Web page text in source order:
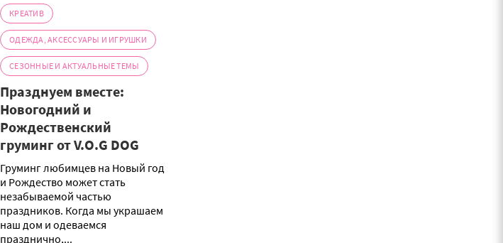
КРЕАТИВ
ОДЕЖДА, АКСЕССУАРЫ И ИГРУШКИ
СЕЗОННЫЕ И АКТУАЛЬНЫЕ ТЕМЫ
Празднуем вместе:
Новогодний и
Рождественский
груминг от V.O.G DOG
Груминг любимцев на Новый год
и Рождество может стать
незабываемой частью
праздников. Когда мы украшаем
наш дом и одеваемся
празднично,...